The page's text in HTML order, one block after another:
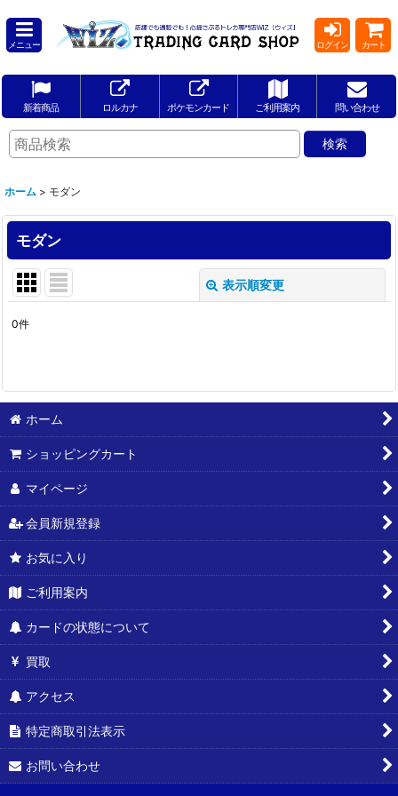
メニュー ログイン カート
新着商品 ロルカナ ポケモンカード ご利用案内 問い合わせ
ホーム > モダン
モダン
表示順変更
並び順:
0件
ホーム
ショッピングカート
マイページ
会員新規登録
お気に入り
ご利用案内
カードの状態について
買取
アクセス
特定商取引法表示
お問い合わせ